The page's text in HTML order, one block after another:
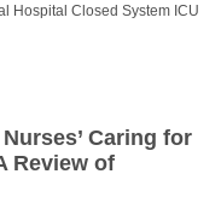
Hospital Closed System ICU
Caring for
Review of